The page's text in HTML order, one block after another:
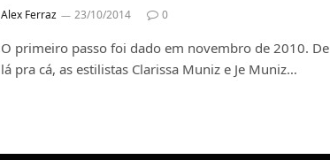
Alex Ferraz 23/10/2014 0
O primeiro passo foi dado em novembro de 2010. De
lá pra cá, as estilistas Clarissa Muniz e Je Muniz…